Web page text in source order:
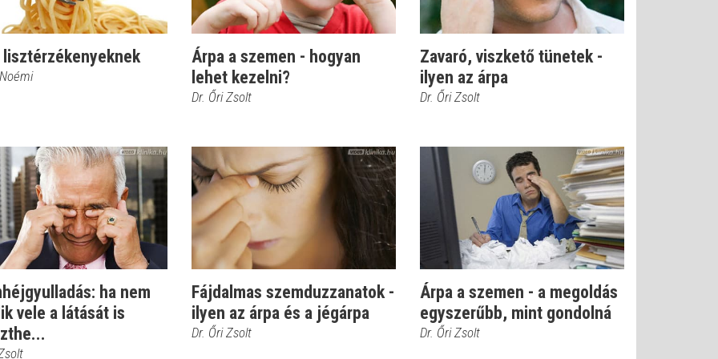
lisztérzékenyeknek
Árpa a szemen - hogyan
lehet kezelni?
Dr. Őri Zsolt
Zavaró, viszkető tünetek -
ilyen az árpa
Dr. Őri Zsolt
ha nem
vele a látását is
Fájdalmas szemduzzanatok -
ilyen az árpa és a jégárpa
Dr. Őri Zsolt
Árpa a szemen - a megoldás
egyszerűbb, mint gondolná
Dr. Őri Zsolt